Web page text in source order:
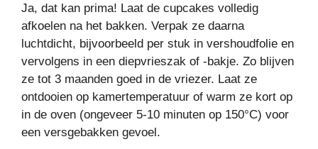
Ja, dat kan prima! Laat de cupcakes volledig
afkoelen na het bakken. Verpak ze daarna
luchtdicht, bijvoorbeeld per stuk in vershoudfolie en
vervolgens in een diepvrieszak of -bakje. Zo blijven
ze tot 3 maanden goed in de vriezer. Laat ze
ontdooien op kamertemperatuur of warm ze kort op
in de oven (ongeveer 5-10 minuten op 150°C) voor
een versgebakken gevoel.